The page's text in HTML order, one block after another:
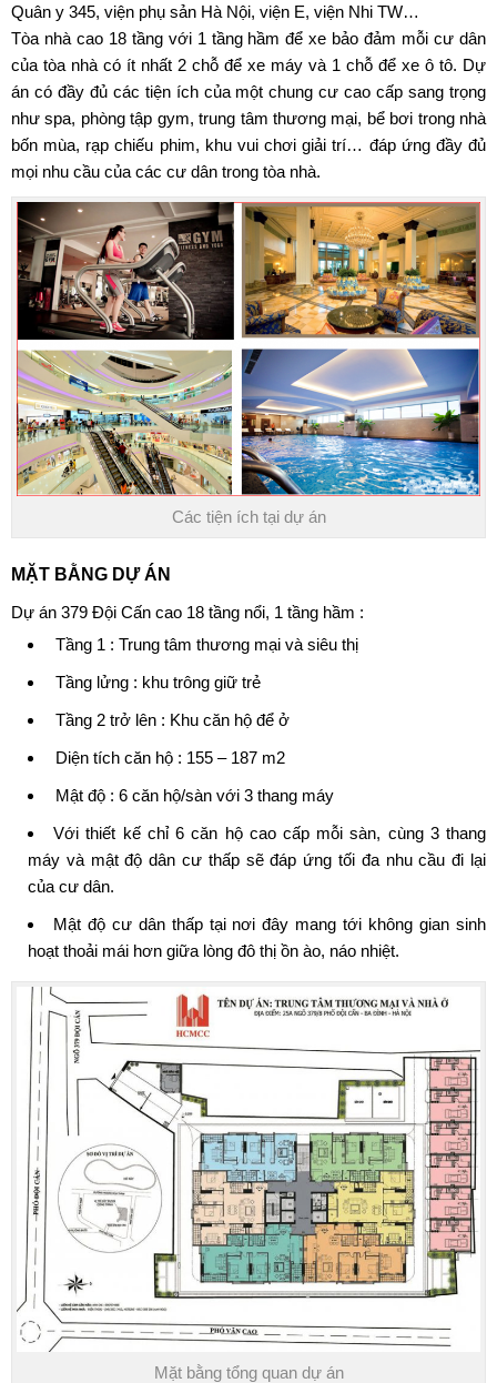
Quân y 345, viện phụ sản Hà Nội, viện E, viện Nhi TW…
Tòa nhà cao 18 tầng với 1 tầng hầm để xe bảo đảm mỗi cư dân
của tòa nhà có ít nhất 2 chỗ để xe máy và 1 chỗ để xe ô tô. Dự
án có đầy đủ các tiện ích của một chung cư cao cấp sang trọng
như spa, phòng tập gym, trung tâm thương mại, bể bơi trong nhà
bốn mùa, rạp chiếu phim, khu vui chơi giải trí… đáp ứng đầy đủ
mọi nhu cầu của các cư dân trong tòa nhà.
Các tiện ích tại dự án
MẶT BẰNG DỰ ÁN
Dự án 379 Đội Cấn cao 18 tầng nổi, 1 tầng hầm :
Tầng 1 : Trung tâm thương mại và siêu thị
Tầng lửng : khu trông giữ trẻ
Tầng 2 trở lên : Khu căn hộ để ở
Diện tích căn hộ : 155 – 187 m2
Mật độ : 6 căn hộ/sàn với 3 thang máy
Với thiết kế chỉ 6 căn hộ cao cấp mỗi sàn, cùng 3 thang
máy và mật độ dân cư thấp sẽ đáp ứng tối đa nhu cầu đi lại
của cư dân.
Mật độ cư dân thấp tại nơi đây mang tới không gian sinh
hoạt thoải mái hơn giữa lòng đô thị ồn ào, náo nhiệt.
Mặt bằng tổng quan dự án